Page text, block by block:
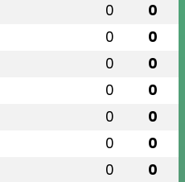
0 0
0 0
0 0
0 0
0 0
0 0
0 0